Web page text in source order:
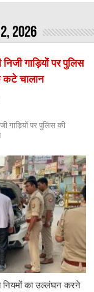
2026
गाड़ियों पर पुलिस
कटे चालान
गाड़ियों पर पुलिस की
नियमों का उल्लंघन करने